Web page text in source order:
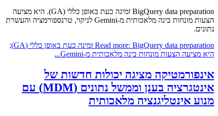
BigQuery data preparation זמינה כעת באופן כללי (GA). היא מציעה
הצעות מונחות בינה מלאכותית מ-Gemini לניקוי, טרנספורמציה והעשרת
נתונים.
Read more: BigQuery data preparation זמינה כעת באופן כללי (GA);
היא מציעה הצעות מונחות בינה מלאכותית מ-Gemini...
אינפורמטיקה מציגה יכולות חדשות של
אינטגרציה בענן וממשל נתונים (MDM) עם
מנוע אינטליגנציה מלאכותית